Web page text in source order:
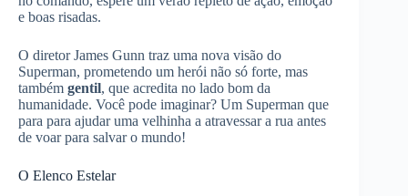
e boas risadas.
O diretor James Gunn traz uma nova visão do
Superman, prometendo um herói não só forte, mas
também gentil, que acredita no lado bom da
humanidade. Você pode imaginar? Um Superman que
para para ajudar uma velhinha a atravessar a rua antes
de voar para salvar o mundo!
O Elenco Estelar